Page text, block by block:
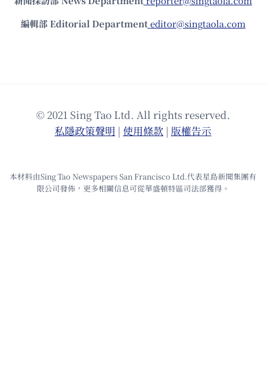
編輯部 Editorial Department editor@singtaola.com
© 2021 Sing Tao Ltd. All rights reserved.
私隱政策聲明 | 使⽤條款 | 版權告⽰
本材料由Sing Tao Newspapers San Francisco Ltd.代表星島新聞集團有
限公司發佈，更多相關信息可從華盛頓特區司法部獲得。